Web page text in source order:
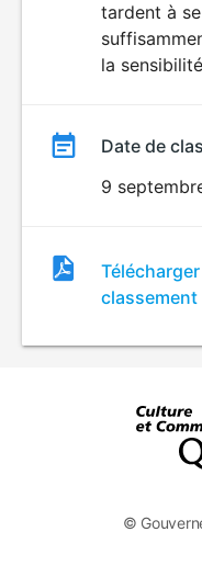
tardent à
la
Date de
9
Fichier
de
classement
classement
©